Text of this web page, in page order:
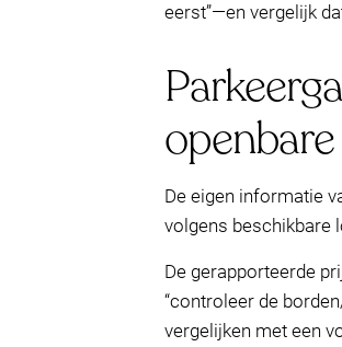
eerst”—en vergelijk
De eigen informatie
volgens beschikbare
De gerapporteerde
“controleer de
vergelijken met een